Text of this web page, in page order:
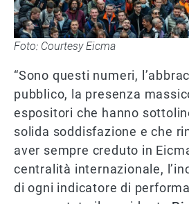
Foto: Courtesy Eicma
“Sono questi numeri,
pubblico, la presenza
espositori che hanno
solida soddisfazione e che
aver sempre creduto in
centralità internazionale,
di ogni indicatore di